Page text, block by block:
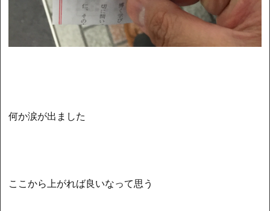
何か涙が出ました
ここから上がれば良いなって思う